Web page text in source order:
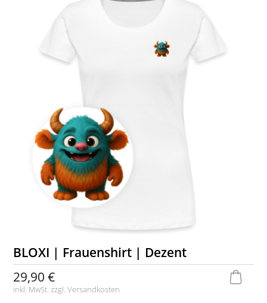
BLOXI | Frauenshirt | Dezent
29,90 €
inkl. MwSt. zzgl.Versandkosten